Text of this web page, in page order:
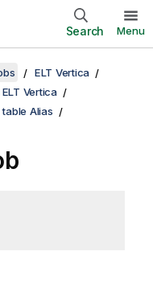
Search Menu
ELT Vertica
Vertica
Alias